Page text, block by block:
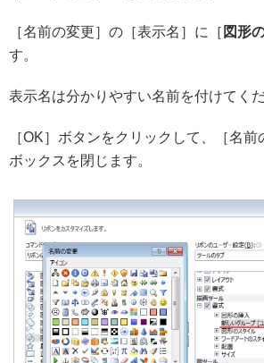
［名前の変更］の［表示名］に［ 図形
す。
表示名は分かりやすい名前を付けてくだ
［OK］ボタンをクリックして、［名
ボックスを閉じます。